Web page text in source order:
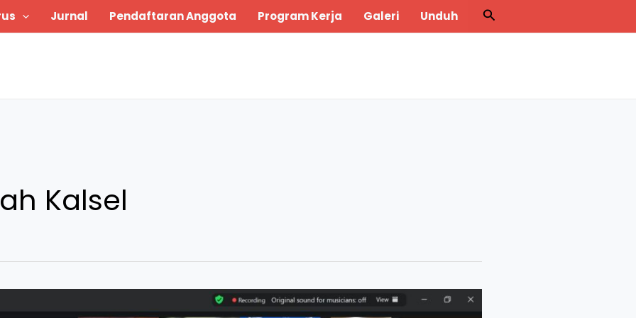
Jurnal Pendaftaran Anggota Program Kerja Galeri Unduh Search
Kalsel